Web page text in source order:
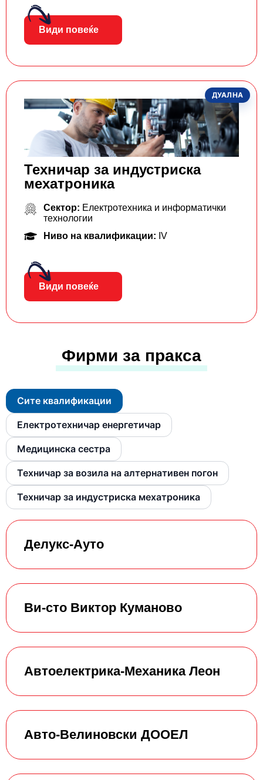
Види повеќе
ДУАЛНА
Техничар за индустриска
мехатроника
Сектор: Електротехника и информатички
технологии
Ниво на квалификации: IV
Види повеќе
Фирми за пракса
Сите квалификации
Електротехничар енергетичар
Медицинска сестра
Техничар за возила на алтернативен погон
Техничар за индустриска мехатроника
Делукс-Ауто
Ви-сто Виктор Куманово
Автоелектрика-Механика Леон
Авто-Велиновски ДООЕЛ